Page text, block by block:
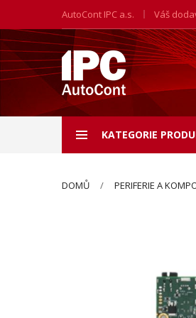
AutoCont IPC a.s. Váš
KATEGORIE
DOMŮ PERIFERIE A